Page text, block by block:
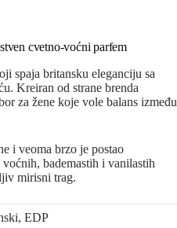
cvetno-voćni parfem
spaja britansku eleganciju sa
Kreiran od strane brenda
za žene koje vole balans između
i veoma brzo je postao
bademastih i vanilastih
mirisni trag.
EDP